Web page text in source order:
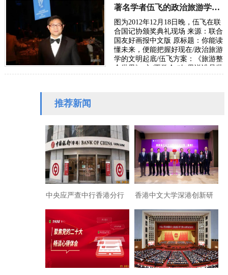
国家发…
著名学者伍飞的政治旅游学方案：《旅游整合世界》
图为2012年12月18日晚，伍飞在联
合国记协颁奖典礼现场 来源：联合
国友好画报中文版 原标题：你能读
懂未来，便能把握好现在/政治旅游
学的文明起底/伍飞方案：《旅游整
合世界》 文/王学会 “如果说谁是世
推荐新闻
中央应严查中行香港分行
长期扣押保证金吞吃投资
人利息款的腐败
香港中文大学深港创新研
究院（福田）落户河套！